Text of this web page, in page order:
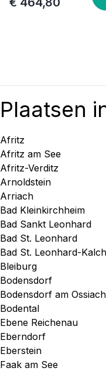
Plaatsen
Afritz
Afritz am See
Afritz-Verditz
Arnoldstein
Arriach
Bad Kleinkirchheim
Bad Sankt Leonhard
Bad St. Leonhard
Bad St. Leonhard-
Bleiburg
Bodensdorf
Bodensdorf am
Bodental
Ebene Reichenau
Eberndorf
Eberstein
Faak am See